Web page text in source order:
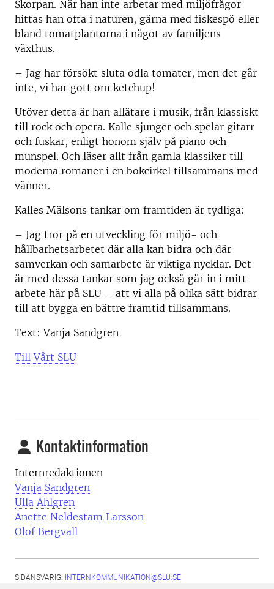
Skorpan. När han inte arbetar med miljöfrågor
hittas han ofta i naturen, gärna med fiskespö eller
bland tomatplantorna i något av familjens
växthus.
– Jag har försökt sluta odla tomater, men det går
inte, vi har gott om ketchup!
Utöver detta är han allätare i musik, från klassiskt
till rock och opera. Kalle sjunger och spelar gitarr
och fuskar, enligt honom själv på piano och
munspel. Och läser allt från gamla klassiker till
moderna romaner i en bokcirkel tillsammans med
vänner.
Kalles Mälsons tankar om framtiden är tydliga:
– Jag tror på en utveckling för miljö- och
hållbarhetsarbetet där alla kan bidra och där
samverkan och samarbete är viktiga nycklar. Det
är med dessa tankar som jag också går in i mitt
arbete här på SLU – att vi alla på olika sätt bidrar
till att bygga en bättre framtid tillsammans.
Text: Vanja Sandgren
Till Vårt SLU
Kontaktinformation
Internredaktionen
Vanja Sandgren
Ulla Ahlgren
Anette Neldestam Larsson
Olof Bergvall
SIDANSVARIG: INTERNKOMMUNIKATION@SLU.SE